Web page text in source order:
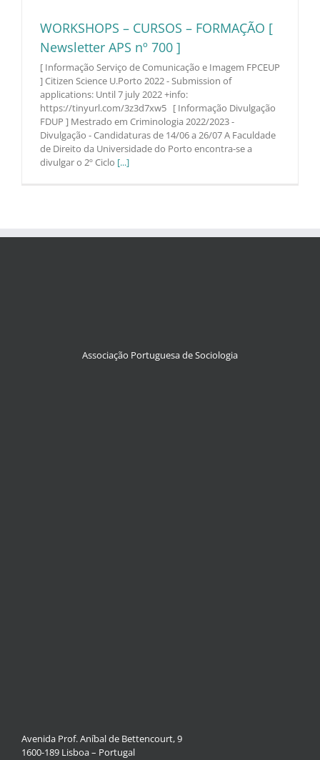
WORKSHOPS – CURSOS – FORMAÇÃO [
Newsletter APS nº 700 ]
[ Informação Serviço de Comunicação e Imagem FPCEUP
] Citizen Science U.Porto 2022 - Submission of
applications: Until 7 july 2022 +info:
https://tinyurl.com/3z3d7xw5 [ Informação Divulgação
FDUP ] Mestrado em Criminologia 2022/2023 -
Divulgação - Candidaturas de 14/06 a 26/07 A Faculdade
de Direito da Universidade do Porto encontra-se a
divulgar o 2º Ciclo [...]
Associação Portuguesa de Sociologia
Avenida Prof. Aníbal de Bettencourt, 9
1600-189 Lisboa – Portugal